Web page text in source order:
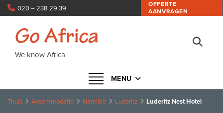
OFFERTE
AANVRAGEN
020 – 238 29 39
Navigatie in- of uitklappen
MENU
Go Africa
We know Africa
Thuis Accommodatie Namibië Luderitz Luderitz Nest Hotel